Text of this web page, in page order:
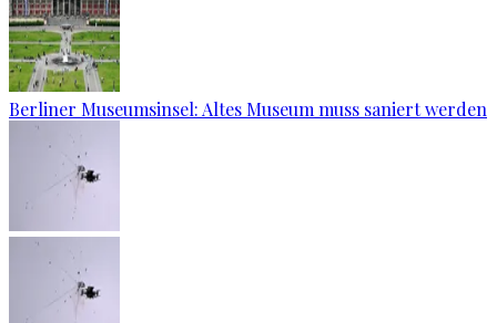
Berliner Museumsinsel: Altes Museum muss saniert werden